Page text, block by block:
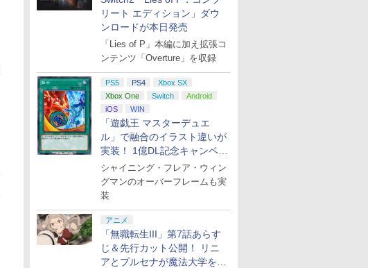
リート エディション」ダウ
ンロードが本日発売
「Lies of P」本編に加え拡張コ
ンテンツ「Overture」を収録
PS5 PS4
Xbox SX
Xbox One
Switch
Android
iOS
WIN
「遊戯王 マスターデュエ
ル」で融合のイラスト違いが
実装！ 1億DL記念キャンペー
ン開催
シャイニング・フレア・ウィン
グマンのオーバーフレームも実
装
アニメ
「無職転生III」第7話あらす
じ＆先行カット公開！ リニ
アとプルセナが魔法大学を卒